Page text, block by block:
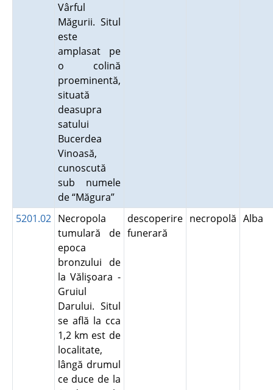
Vârful
Măgurii. Situl
este
amplasat pe
o colină
proeminentă,
situată
deasupra
satului
Bucerdea
Vinoasă,
cunoscută
sub numele
de “Măgura”
5201.02 Necropola
tumulară de
epoca
bronzului de
la Vălişoara -
Gruiul
Darului. Situl
se află la cca
1,2 km est de
localitate,
lângă drumul
ce duce de la
descoperire
funerară
necropolă Alba